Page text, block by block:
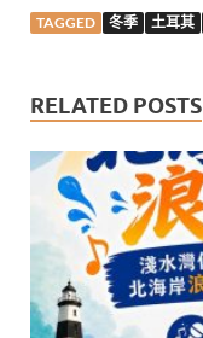
TAGGED 冬季 土耳其
RELATED POSTS